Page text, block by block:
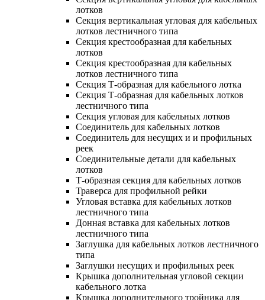
лотков
Секция вертикальная угловая для кабельных
лотков лестничного типа
Секция крестообразная для кабельных
лотков
Секция крестообразная для кабельных
лотков лестничного типа
Секция Т-образная для кабельного лотка
Секция Т-образная для кабельных лотков
лестничного типа
Секция угловая для кабельных лотков
Соединитель для кабельных лотков
Соединитель для несущих и и профильных
реек
Соединительные детали для кабельных
лотков
Т-образная секция для кабельных лотков
Траверса для профильной рейки
Угловая вставка для кабельных лотков
лестничного типа
Донная вставка для кабельных лотков
лестничного типа
Заглушка для кабельных лотков лестничного
типа
Заглушки несущих и профильных реек
Крышка дополнительная угловой секции
кабельного лотка
Крышка дополнительного тройника для